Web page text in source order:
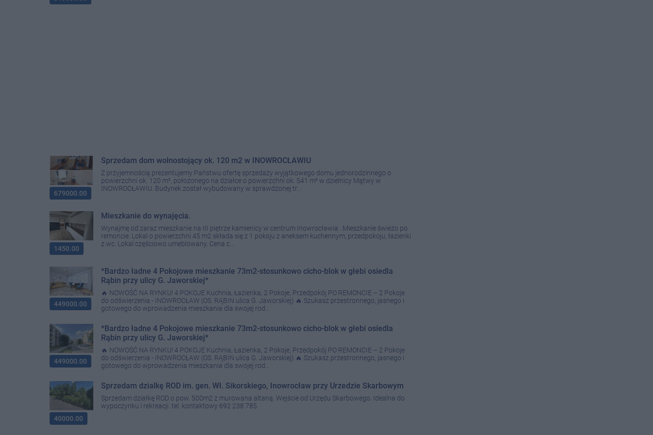
679000.00
Sprzedam dom wolnostojący ok. 120 m2 w INOWROCŁAWIU
Z przyjemnością prezentujemy Państwu ofertę sprzedaży wyjątkowego domu jednorodzinnego o
powierzchni ok. 120 m², położonego na działce o powierzchni ok. 541 m² w dzielnicy Mątwy w
INOWROCŁAWIU. Budynek został wybudowany w sprawdzonej tr...
1450.00
Mieszkanie do wynajęcia.
Wynajmę od zaraz mieszkanie na III piętrze kamienicy w centrum Inowrocławia . Mieszkanie świeżo po
remoncie. Lokal o powierzchni 45 m2 składa się z 1 pokoju z aneksem kuchennym, przedpokoju, łazienki
z wc. Lokal częściowo umeblowany. Cena c...
449000.00
*Bardzo ładne 4 Pokojowe mieszkanie 73m2-stosunkowo cicho-blok w głebi osiedla
Rąbin przy ulicy G. Jaworskiej*
🔥 NOWOŚĆ NA RYNKU! 4 POKOJE Kuchnia, Łazienka, 2 Pokoje, Przedpokój PO REMONCIE – 2 Pokoje
do odświerzenia - INOWROCŁAW (OS. RĄBIN ulica G. Jaworskiej) 🔥 Szukasz przestronnego, jasnego i
gotowego do wprowadzenia mieszkania dla swojej rod...
449000.00
*Bardzo ładne 4 Pokojowe mieszkanie 73m2-stosunkowo cicho-blok w głebi osiedla
Rąbin przy ulicy G. Jaworskiej*
🔥 NOWOŚĆ NA RYNKU! 4 POKOJE Kuchnia, Łazienka, 2 Pokoje, Przedpokój PO REMONCIE – 2 Pokoje
do odświerzenia - INOWROCŁAW (OS. RĄBIN ulica G. Jaworskiej) 🔥 Szukasz przestronnego, jasnego i
gotowego do wprowadzenia mieszkania dla swojej rod...
40000.00
Sprzedam dzialkę ROD im. gen. Wł. Sikorskiego, Inowrocław przy Urzedzie Skarbowym
Sprzedam działkę ROD o pow. 500m2 z murowana altaną. Wejście od Urzędu Skarbowego. Idealna do
wypoczynku i rekreacji. tel. kontaktowy 692 238 785